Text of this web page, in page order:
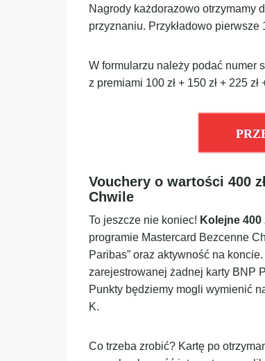
Nagrody każdorazowo otrzymamy
przyznaniu. Przykładowo pierwsze
W formularzu należy podać numer
z premiami 100 zł + 150 zł + 225
Vouchery o wartości 400
Chwile
To jeszcze nie koniec! Kolejne 400
programie Mastercard Bezcenne
Paribas” oraz aktywność na
zarejestrowanej żadnej karty BNP
Punkty będziemy mogli wymienić
K.
Co trzeba zrobić? Kartę po